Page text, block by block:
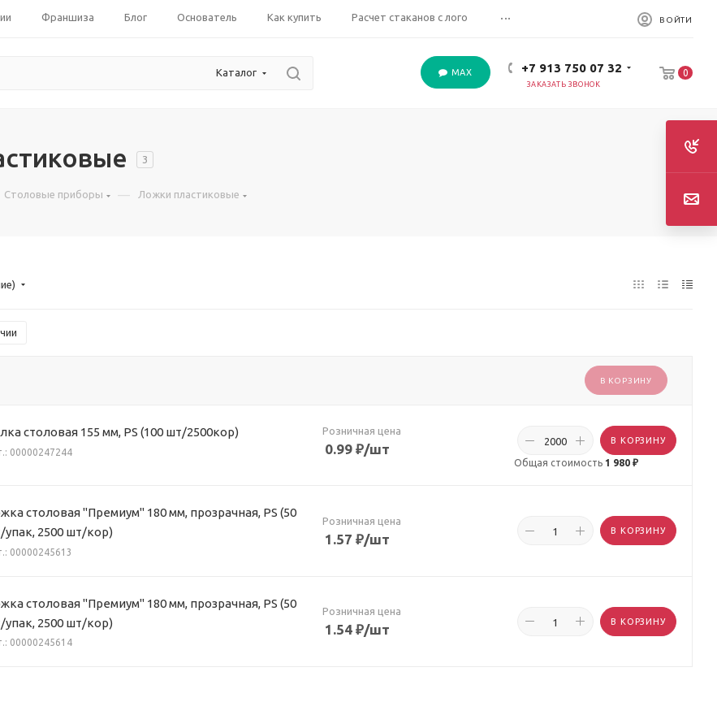
Франшиза Блог Основатель Как купить Расчет стаканов с лого ... ВОЙТИ
Каталог MAX +7 913 750 07 32
ЗАКАЗАТЬ ЗВОНОК
0
3
Столовые приборы — Ложки пластиковые
В КОРЗИНУ
столовая 155 мм, PS (100 шт/2500кор)
00000247244
Розничная цена
0.99 ₽/шт
В КОРЗИНУ
Общая стоимость 1 980 ₽
столовая "Премиум" 180 мм, прозрачная, PS (50
упак, 2500 шт/кор)
00000245613
Розничная цена
1.57 ₽/шт
В КОРЗИНУ
столовая "Премиум" 180 мм, прозрачная, PS (50
упак, 2500 шт/кор)
00000245614
Розничная цена
1.54 ₽/шт
В КОРЗИНУ